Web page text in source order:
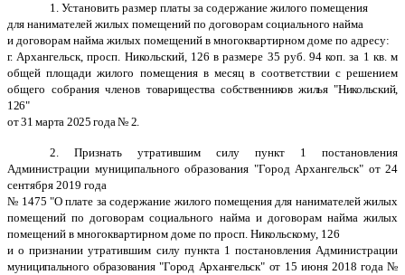
1. Установить размер платы за содержание жилого помещения
для нанимателей жилых помещений по договорам социального найма
и договорам найма жилых помещений в многоквартирном доме по адресу:
г. Архангельск, просп. Никольский, 126 в размере 35 руб. 94 коп. за 1 кв. м
общей площади жилого помещения в месяц в соответствии с решением
общего собрания членов товарищества собственников жилья "Никольский,
126"
от 31 марта 2025 года № 2.
2. Признать утратившим силу пункт 1 постановления
Администрации муниципального образования "Город Архангельск" от 24
сентября 2019 года
№ 1475 "О плате за содержание жилого помещения для нанимателей жилых
помещений по договорам социального найма и договорам найма жилых
помещений в многоквартирном доме по просп. Никольскому, 126
и о признании утратившим силу пункта 1 постановления Администрации
муниципального образования "Город Архангельск" от 15 июня 2018 года №